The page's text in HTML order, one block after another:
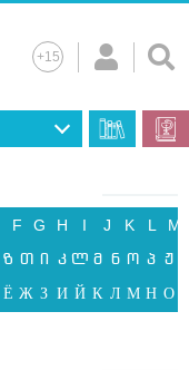
F G H I J K L M
ზ თ ი კ ლ მ ნ ო პ ჟ
Ё Ж З И Й К Л М Н О